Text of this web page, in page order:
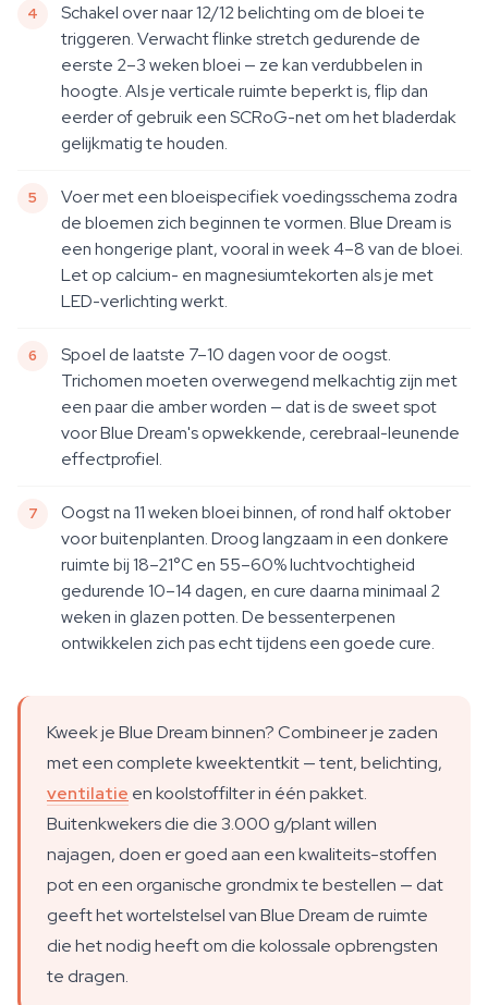
Schakel over naar 12/12 belichting om de bloei te
triggeren. Verwacht flinke stretch gedurende de
eerste 2–3 weken bloei — ze kan verdubbelen in
hoogte. Als je verticale ruimte beperkt is, flip dan
eerder of gebruik een SCRoG-net om het bladerdak
gelijkmatig te houden.
Voer met een bloeispecifiek voedingsschema zodra
de bloemen zich beginnen te vormen. Blue Dream is
een hongerige plant, vooral in week 4–8 van de bloei.
Let op calcium- en magnesiumtekorten als je met
LED-verlichting werkt.
Spoel de laatste 7–10 dagen voor de oogst.
Trichomen moeten overwegend melkachtig zijn met
een paar die amber worden — dat is de sweet spot
voor Blue Dream's opwekkende, cerebraal-leunende
effectprofiel.
Oogst na 11 weken bloei binnen, of rond half oktober
voor buitenplanten. Droog langzaam in een donkere
ruimte bij 18–21°C en 55–60% luchtvochtigheid
gedurende 10–14 dagen, en cure daarna minimaal 2
weken in glazen potten. De bessenterpenen
ontwikkelen zich pas echt tijdens een goede cure.
Kweek je Blue Dream binnen? Combineer je zaden
met een complete kweektentkit — tent, belichting,
ventilatie en koolstoffilter in één pakket.
Buitenkwekers die die 3.000 g/plant willen
najagen, doen er goed aan een kwaliteits-stoffen
pot en een organische grondmix te bestellen — dat
geeft het wortelstelsel van Blue Dream de ruimte
die het nodig heeft om die kolossale opbrengsten
te dragen.